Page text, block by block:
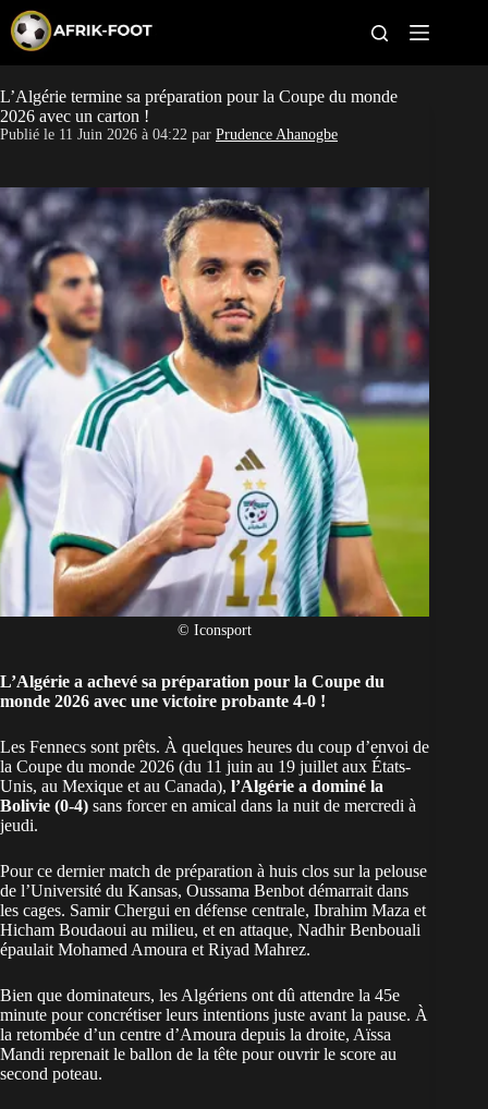
p
t
o
c
o
t
e
n
t
CAN féminine
Pays
Clubs
Classement
Paris sportifs
L’Algérie termine sa préparation pour la Coupe du monde
2026 avec un carton !
Publié le 11 Juin 2026 à 04:22 par Prudence Ahanogbe
© Iconsport
L’Algérie a achevé sa préparation pour la Coupe du
monde 2026 avec une victoire probante 4-0 !
Les Fennecs sont prêts. À quelques heures du coup d’envoi de
la Coupe du monde 2026 (du 11 juin au 19 juillet aux États-
Unis, au Mexique et au Canada), l’Algérie a dominé la
Bolivie (0-4) sans forcer en amical dans la nuit de mercredi à
jeudi.
Pour ce dernier match de préparation à huis clos sur la pelouse
de l’Université du Kansas, Oussama Benbot démarrait dans
les cages. Samir Chergui en défense centrale, Ibrahim Maza et
Hicham Boudaoui au milieu, et en attaque, Nadhir Benbouali
épaulait Mohamed Amoura et Riyad Mahrez.
Bien que dominateurs, les Algériens ont dû attendre la 45e
minute pour concrétiser leurs intentions juste avant la pause. À
la retombée d’un centre d’Amoura depuis la droite, Aïssa
Mandi reprenait le ballon de la tête pour ouvrir le score au
second poteau.